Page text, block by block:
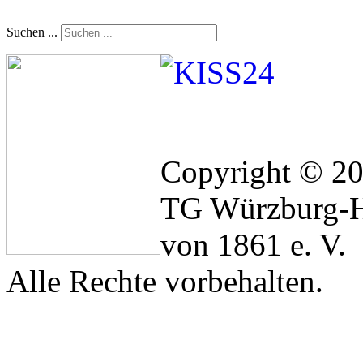
Suchen ...
Copyright ©
TG Würzburg-
von 1861 e. V.
Alle Rechte vorbehalten.